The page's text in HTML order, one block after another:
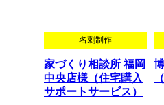
名刺制作
家づくり相談所 福岡
中央店様（住宅購入
サポートサービス）